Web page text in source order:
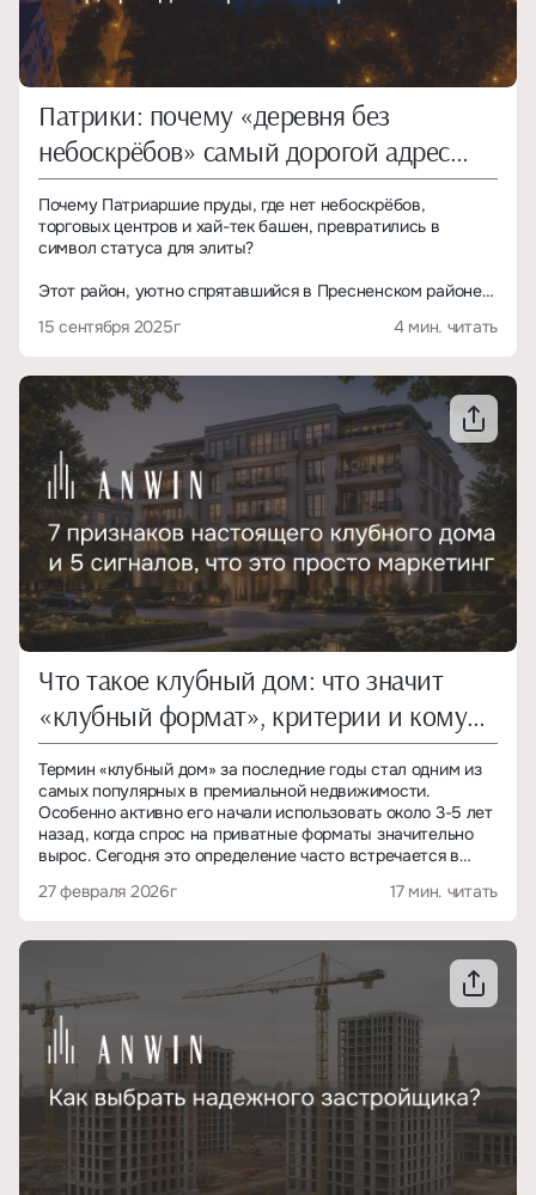
Патрики: почему «деревня без
небоскрёбов» самый дорогой адрес
Москвы
Почему Патриаршие пруды, где нет небоскрёбов,
торговых центров и хай-тек башен, превратились в
символ статуса для элиты?
Этот район, уютно спрятавшийся в Пресненском районе
дорогих адресов столицы. Здесь редко встретишь
видом на пруд, а стоимость квадратного метра
перевалила за 2 млн рублей.
Как скромный исторический квартал стал точкой
притяжения московских миллиардеров, творческой элиты
и коллекционеров редкого жилья?
15 сентября 2025г 4 мин. читать
Что такое клубный дом: что значит
«клубный формат», критерии и кому
он подходит
Термин «клубный дом» за последние годы стал одним из
самых популярных в премиальной недвижимости.
Особенно активно его начали использовать около 3-5 лет
назад, когда спрос на приватные форматы значительно
вырос. Сегодня это определение часто встречается в
иногда обоснованно, а иногда как способ подчеркнуть
Проблема в том, что далеко не каждый дом с приставкой
«клубный» действительно соответствует формату. В
результате покупатель рискует переплатить за
маркетинг, а не за реальное качество жизни.
В этой статье разберёмся:
– что такое клубный дом простыми словами;
– по каким признакам его отличить от обычного ЖК;
– чем он отличается от премиум-комплекса;
– какие у него плюсы и минусы;
– кому такой формат действительно подходит.
27 февраля 2026г 17 мин. читать